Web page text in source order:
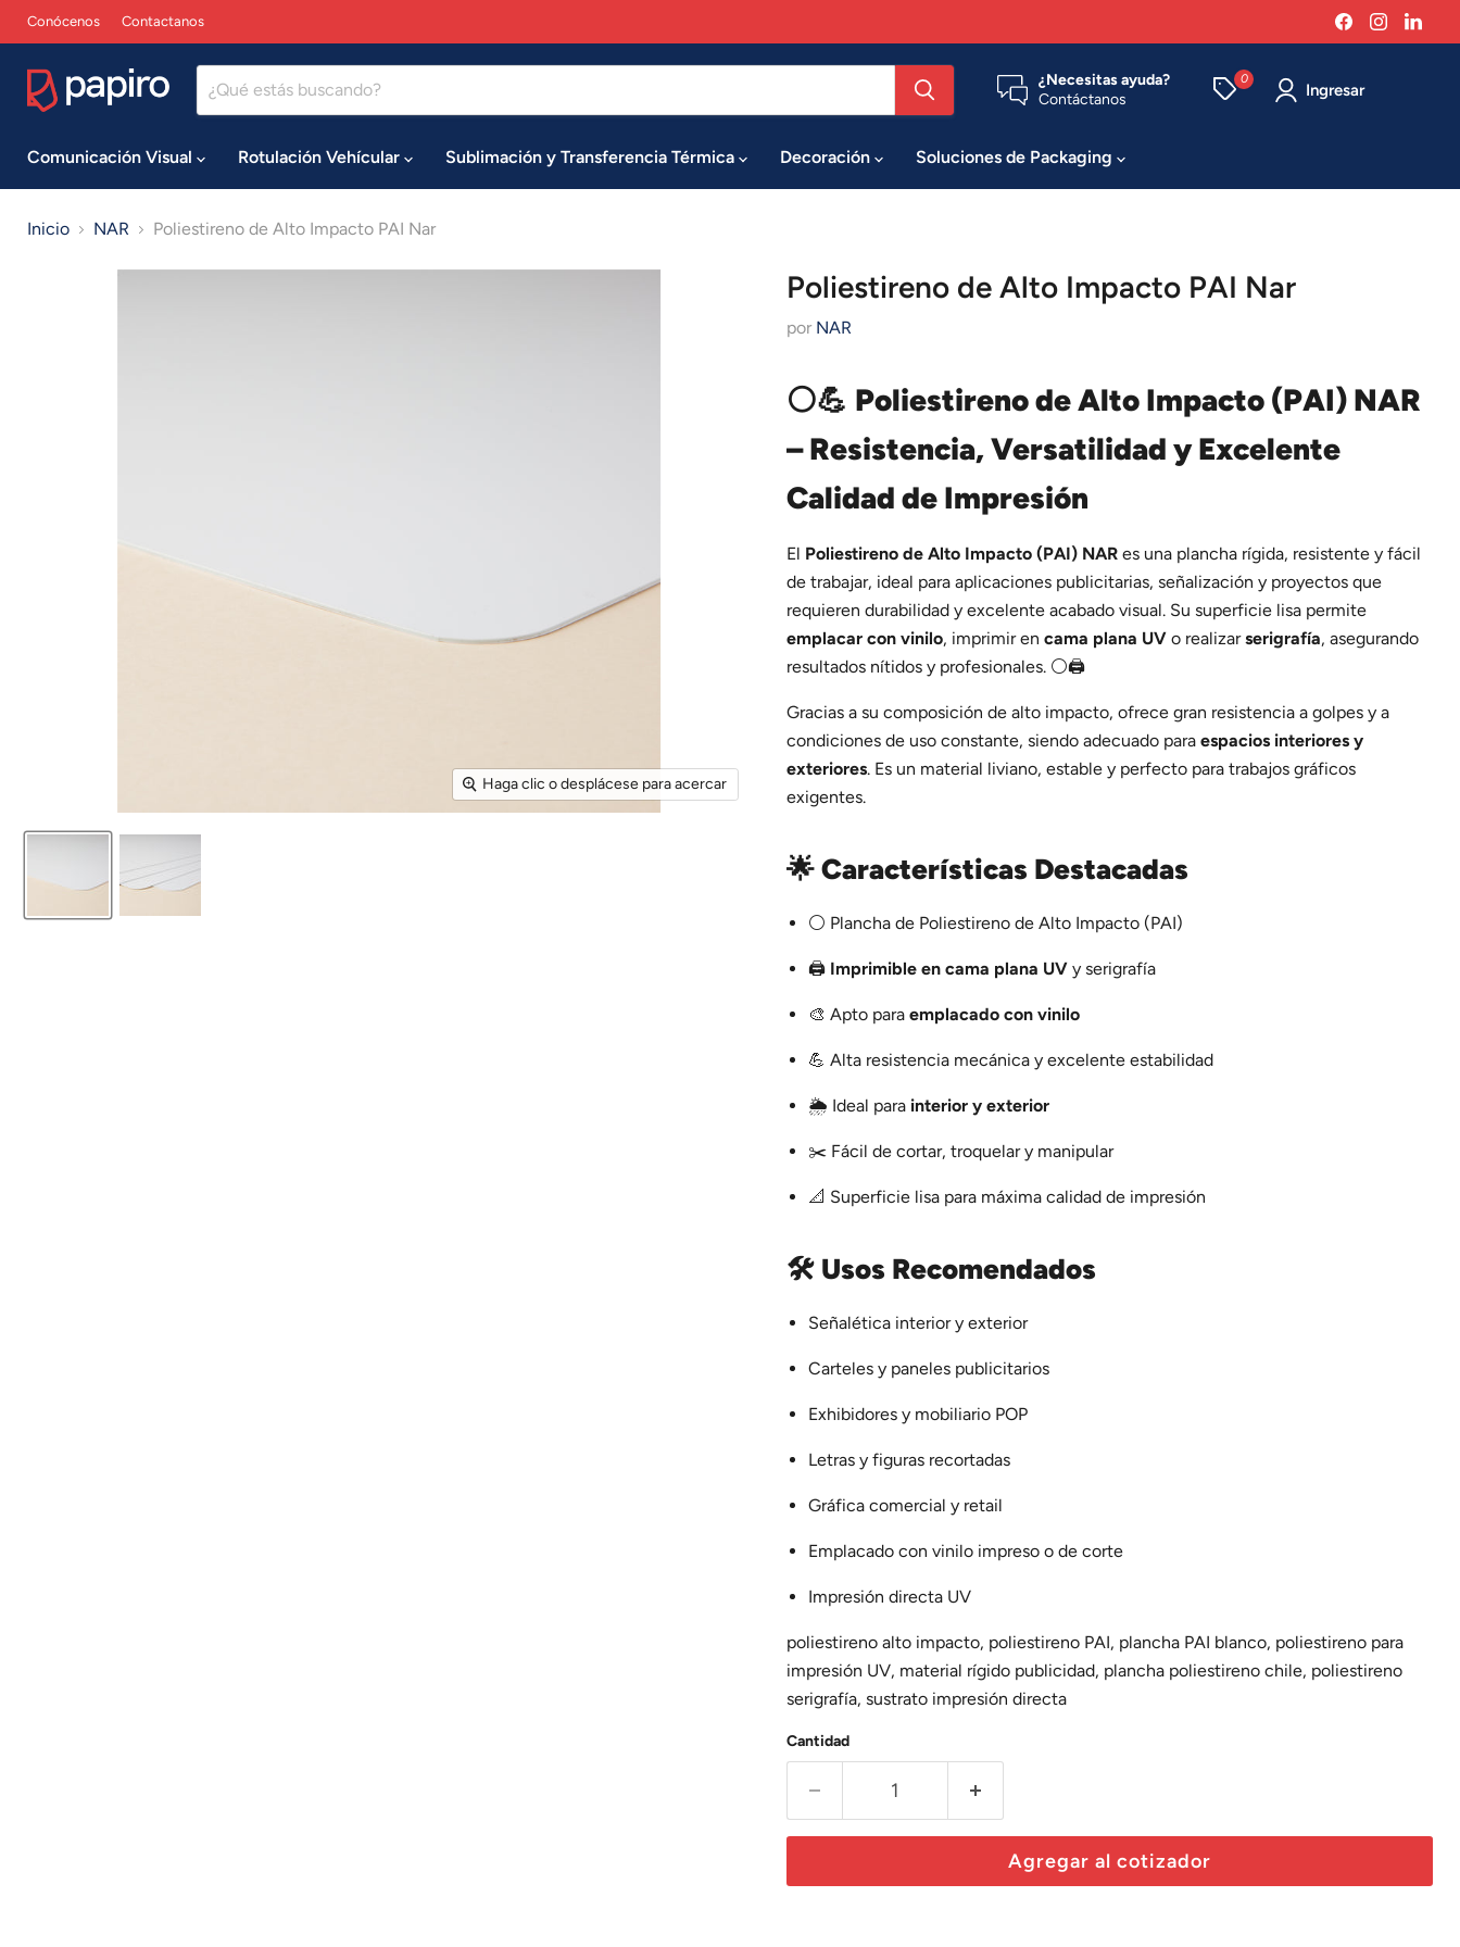
Conócenos Contactanos
Encuéntrenos
en
en
¿Necesitas ayuda?
Contáctanos
0
Ingresar
Comunicación Visual Rotulación Vehícular Sublimación y Transferencia Térmica Decoración Soluciones de Packaging
Inicio NAR Poliestireno de Alto Impacto PAI Nar
Haga clic o desplácese para acercar
Poliestireno de Alto Impacto PAI Nar
por NAR
⚪💪 Poliestireno de Alto Impacto (PAI) NAR
– Resistencia, Versatilidad y Excelente
Calidad de Impresión
El Poliestireno de Alto Impacto (PAI) NARes una plancha rígida, resistente y fácil
de trabajar, ideal para aplicaciones publicitarias, señalización y proyectos que
requieren durabilidad y excelente acabado visual. Su superficie lisa permite
emplacar con vinilo, imprimir en cama plana UVo realizarserigrafía, asegurando
resultados nítidos y profesionales. ⚪🖨️
Gracias a su composición de alto impacto, ofrece gran resistencia a golpes y a
condiciones de uso constante, siendo adecuado para espacios interiores y
exteriores. Es un material liviano, estable y perfecto para trabajos gráficos
exigentes.
🌟Características Destacadas
⚪ Plancha de Poliestireno de Alto Impacto (PAI)
🖨️ Imprimible en cama plana UVy serigrafía
🎨 Apto para emplacado con vinilo
💪 Alta resistencia mecánica y excelente estabilidad
🌦️ Ideal para interior y exterior
✂️ Fácil de cortar, troquelar y manipular
📐 Superficie lisa para máxima calidad de impresión
🛠️ Usos Recomendados
Señalética interior y exterior
Carteles y paneles publicitarios
Exhibidores y mobiliario POP
Letras y figuras recortadas
Gráfica comercial y retail
Emplacado con vinilo impreso o de corte
Impresión directa UV
poliestireno alto impacto, poliestireno PAI, plancha PAI blanco, poliestireno para
impresión UV, material rígido publicidad, plancha poliestireno chile, poliestireno
serigrafía, sustrato impresión directa
Cantidad
Agregar al cotizador